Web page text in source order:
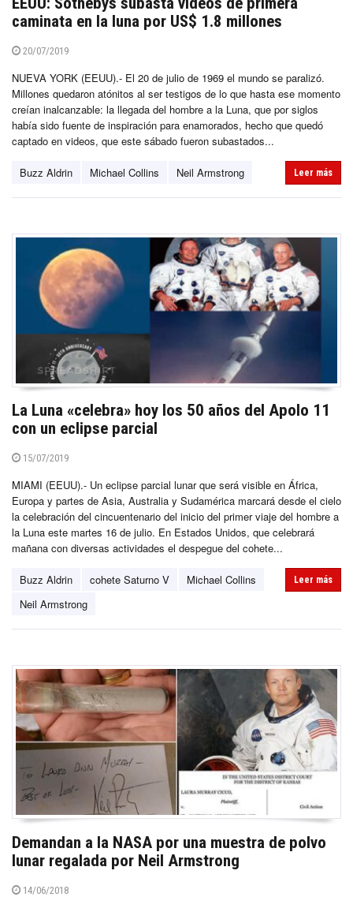
caminata en la luna por US$ 1.8 millones
20/07/2019
NUEVA YORK (EEUU).- El 20 de julio de 1969 el mundo se paralizó.
Millones quedaron atónitos al ser testigos de lo que hasta ese momento
creían inalcanzable: la llegada del hombre a la Luna, que por siglos
había sido fuente de inspiración para enamorados, hecho que quedó
captado en videos, que este sábado fueron subastados...
Buzz Aldrin Michael Collins Neil Armstrong Leer más
La Luna «celebra» hoy los 50 años del Apolo 11
con un eclipse parcial
15/07/2019
MIAMI (EEUU).- Un eclipse parcial lunar que será visible en África,
Europa y partes de Asia, Australia y Sudamérica marcará desde el cielo
la celebración del cincuentenario del inicio del primer viaje del hombre a
la Luna este martes 16 de julio. En Estados Unidos, que celebrará
mañana con diversas actividades el despegue del cohete...
Buzz Aldrin cohete Saturno V
Michael Collins
Neil Armstrong
Leer más
Demandan a la NASA por una muestra de polvo
lunar regalada por Neil Armstrong
14/06/2018